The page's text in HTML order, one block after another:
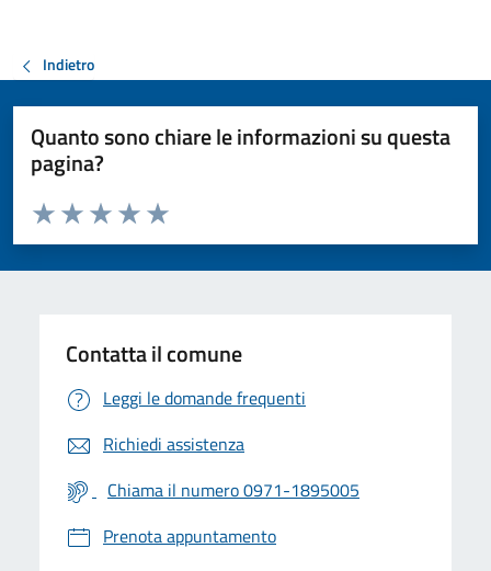
Indietro
Quanto sono chiare le informazioni su questa
pagina?
Valuta da 1 a 5 stelle la pagina
Valuta 5 stelle su 5
Valuta 4 stelle su 5
Valuta 3 stelle su 5
Valuta 2 stelle su 5
Valuta 1 stelle su 5
Contatta il comune
Leggi le domande frequenti
Richiedi assistenza
Chiama il numero 0971-1895005
Prenota appuntamento